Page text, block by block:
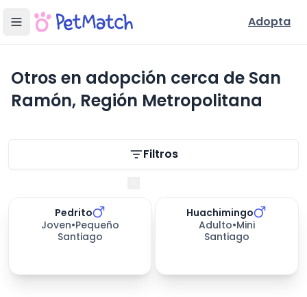
Adopta
Otros en adopción cerca de San
Ramón, Región Metropolitana
Filtros
Pedrito
Joven•Pequeño
Santiago
Huachimingo
Adulto•Mini
Santiago